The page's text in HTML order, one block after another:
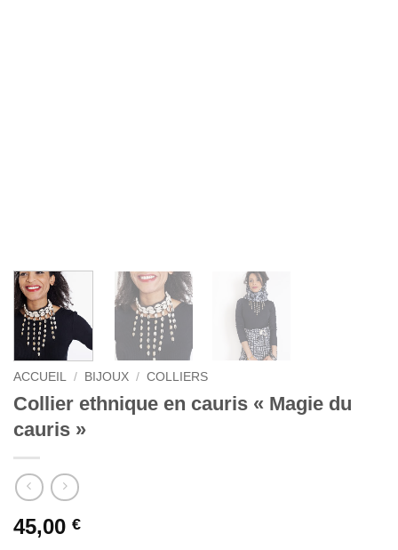
ACCUEIL / BIJOUX / COLLIERS
Collier ethnique en cauris « Magie du
cauris »
45,00 €